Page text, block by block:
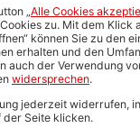
Produktübersicht
ALLGEMEIN
FAQs